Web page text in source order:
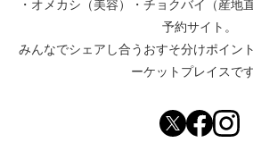
・ オメカシ（美容） ・ チョクバイ（産地直
予約サイト。
みんなでシェアし合う おすそ分けポイン
ーケットプレイスです